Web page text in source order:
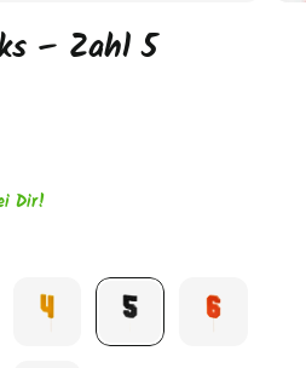
– Zahl 5
Dir!